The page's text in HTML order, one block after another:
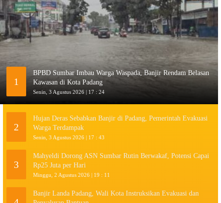
1
BPBD Sumbar Imbau Warga Waspada, Banjir Rendam Belasan
Kawasan di Kota Padang
Senin, 3 Agustus 2026 | 17 : 24
2
Hujan Deras Sebabkan Banjir di Padang, Pemerintah Evakuasi
Warga Terdampak
Senin, 3 Agustus 2026 | 17 : 43
3
Mahyeldi Dorong ASN Sumbar Rutin Berwakaf, Potensi Capai
Rp25 Juta per Hari
Minggu, 2 Agustus 2026 | 19 : 11
Banjir Landa Padang, Wali Kota Instruksikan Evakuasi dan